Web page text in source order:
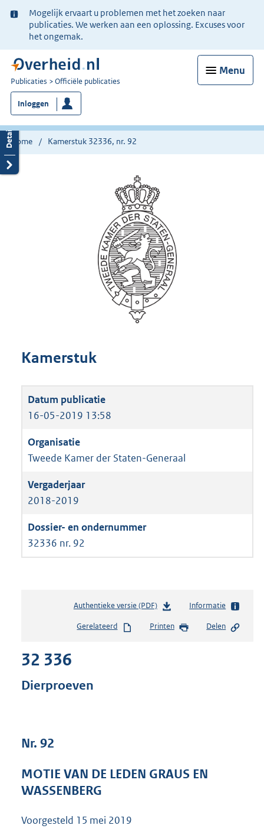
Ter
informatie:
Mogelijk ervaart u problemen met het zoeken naar
publicaties. We werken aan een oplossing. Excuses voor
het ongemak.
Menu
U
bent
nu
hier:
Publicaties Officiële publicaties
Inloggen
Home Kamerstuk 32336, nr. 92
Kamerstuk
16-05-2019 13:58
Tweede Kamer der Staten-Generaal
2018-2019
32336 nr. 92
Authentieke versie (PDF)b
s
e
Informatie
Gerelateerd Printen Delen
32 336
Dierproeven
Nr. 92
MOTIE VAN DE LEDEN GRAUS EN
WASSENBERG
Voorgesteld 15 mei 2019